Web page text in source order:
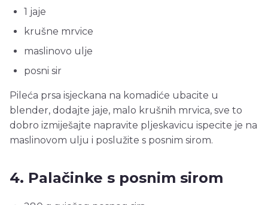
1 jaje
krušne mrvice
maslinovo ulje
posni sir
Pileća prsa isjeckana na komadiće ubacite u
blender, dodajte jaje, malo krušnih mrvica, sve to
dobro izmiješajte napravite pljeskavicu ispecite je na
maslinovom ulju i poslužite s posnim sirom.
4. Palačinke s posnim sirom